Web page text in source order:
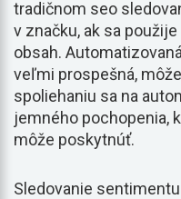
tradičnom seo
v značku, ak sa
obsah.
veľmi prospešná,
spoliehaniu sa na
jemného pochopenia,
môže poskytnúť.
Sledovanie